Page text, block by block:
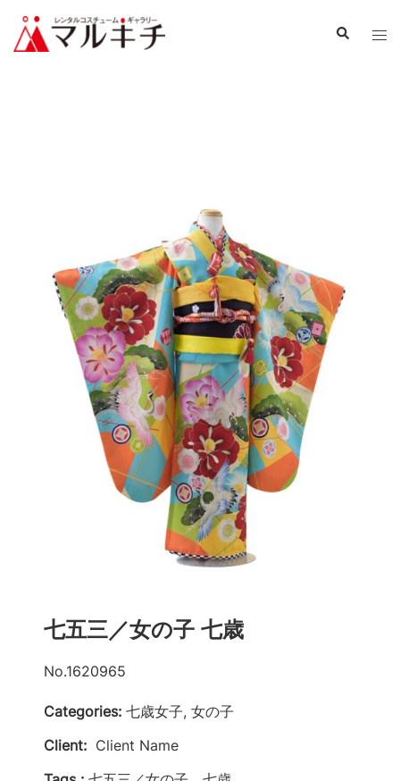
七五三／女の子 七歳
No.1620965
Categories: 七歳女子, 女の子
Client: Client Name